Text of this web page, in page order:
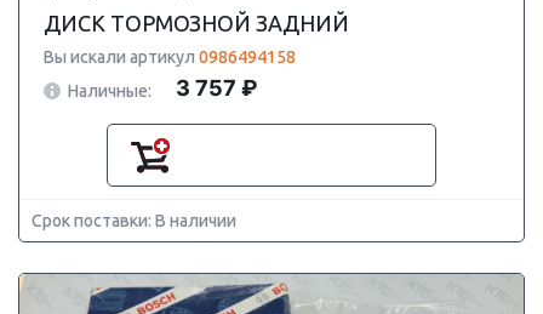
ДИСК ТОРМОЗНОЙ ЗАДНИЙ
Вы искали артикул 0986494158
Наличные:
3 757 ₽
Срок поставки: В наличии